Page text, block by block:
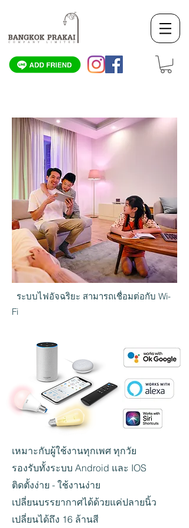
ระบบไฟอัจฉริยะ สามารถเชื่อมต่อกับ Wi-
Fi
เหมาะกับผู้ใช้งานทุกเพศ ทุกวัย
รองรับทั้งระบบ Android และ IOS
ติดตั้งง่าย - ใช้งานง่าย
เปลี่ยนบรรยากาศได้ด้วยแค่ปลายนิ้ว
เปลี่ยนได้ถึง 16 ล้านสี